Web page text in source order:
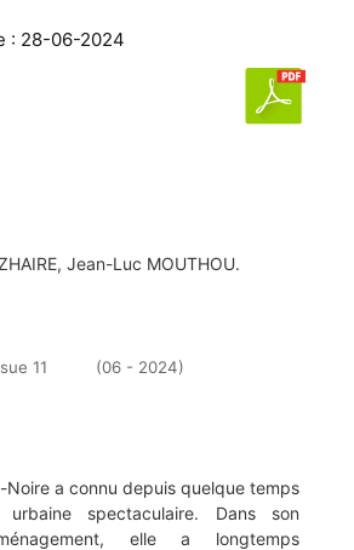
: 28-06-2024
Jean-Luc MOUTHOU.
11 (06 - 2024)
Noire a connu depuis quelque temps
urbaine spectaculaire. Dans son
elle a longtemps